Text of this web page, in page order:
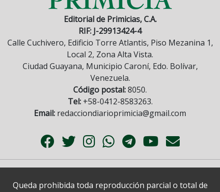
Editorial de Primicias, C.A.
RIF: J-29913424-4
Calle Cuchivero, Edificio Torre Atlantis, Piso Mezanina 1,
Local 2, Zona Alta Vista.
Ciudad Guayana, Municipio Caroní, Edo. Bolívar,
Venezuela.
Código postal:8050.
Tel:+58-0412-8583263.
Email: redacciondiarioprimicia@gmail.com
Queda prohibida toda reproducción parcial o total de